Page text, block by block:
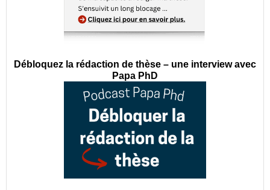
Débloquez la rédaction de thèse – une interview avec
Papa PhD